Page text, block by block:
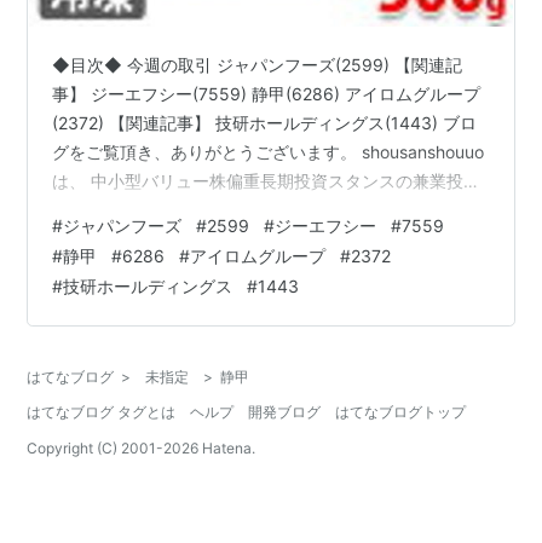
◆目次◆ 今週の取引 ジャパンフーズ(2599) 【関連記
事】 ジーエフシー(7559) 静甲(6286) アイロムグループ
(2372) 【関連記事】 技研ホールディングス(1443) ブロ
グをご覧頂き、ありがとうございます。 shousanshouuo
は、 中小型バリュー株偏重長期投資スタンスの兼業投資
が多かったですね。 ただ、見ていると良い決算/悪い決算
を先回りして信用取引をしていた人たちが買い戻した、
という様な動きが多かった様な印象を受けました。 来週
は、そんな決算プレイも一服するのでしょうか。 今回は
#ジャパンフーズ #2599 #ジーエフシー #7559
#静甲 #6286 #アイロムグループ #2372
#技研ホールディングス #1443
はてなブログ > 未指定 > 静甲
はてなブログ タグとは
ヘルプ 開発ブログ
はてなブログトップ
Copyright (C) 2001-2026 Hatena.